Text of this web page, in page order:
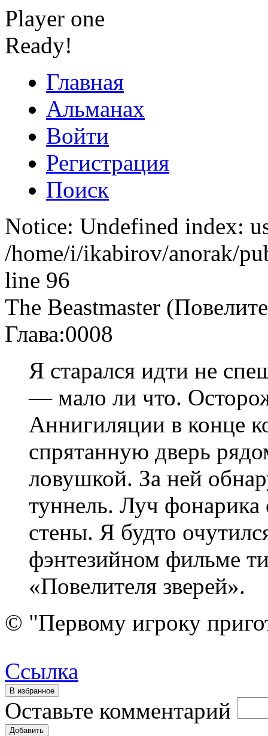
Player one
Ready!
Главная
Альманах
Войти
Регистрация
Поиск
Notice: Undefined index:
/home/i/ikabirov/anorak/
line 96
The Beastmaster
Глава:0008
Я старался идти не
— мало ли что.
Аннигиляции в конце
спрятанную дверь
ловушкой. За ней
туннель. Луч
стены. Я будто
фэнтезийном фильме
«Повелителя зверей».
© "Первому игроку
Ссылка
Оставьте комментарий